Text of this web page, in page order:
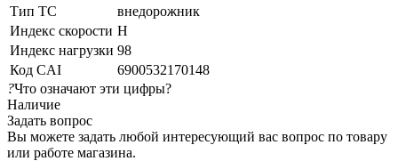
Тип ТС
внедорожник
Индекс скорости H
Индекс нагрузки 98
Код CAI
6900532170148
?Что означают эти цифры?
Наличие
Задать вопрос
Вы можете задать любой интересующий вас вопрос по товару
или работе магазина.